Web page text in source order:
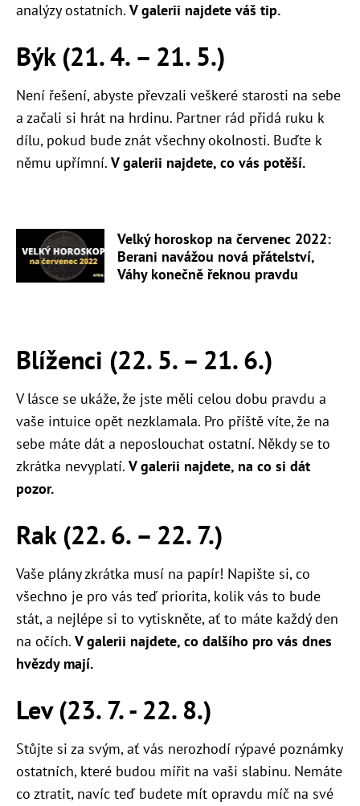
analýzy ostatních. V galerii najdete váš tip.
Býk (21. 4. – 21. 5.)
Není řešení, abyste převzali veškeré starosti na sebe
a začali si hrát na hrdinu. Partner rád přidá ruku k
dílu, pokud bude znát všechny okolnosti. Buďte k
němu upřímní. V galerii najdete, co vás potěší.
Velký horoskop na červenec 2022:
Berani navážou nová přátelství,
Váhy konečně řeknou pravdu
Blíženci (22. 5. – 21. 6.)
V lásce se ukáže, že jste měli celou dobu pravdu a
vaše intuice opět nezklamala. Pro příště víte, že na
sebe máte dát a neposlouchat ostatní. Někdy se to
zkrátka nevyplatí. V galerii najdete, na co si dát
pozor.
Rak (22. 6. – 22. 7.)
Vaše plány zkrátka musí na papír! Napište si, co
všechno je pro vás teď priorita, kolik vás to bude
stát, a nejlépe si to vytiskněte, ať to máte každý den
na očích. V galerii najdete, co dalšího pro vás dnes
hvězdy mají.
Lev (23. 7. - 22. 8.)
Stůjte si za svým, ať vás nerozhodí rýpavé poznámky
ostatních, které budou mířit na vaši slabinu. Nemáte
co ztratit, navíc teď budete mít opravdu míč na své